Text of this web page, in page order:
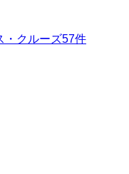
・クルーズ57件